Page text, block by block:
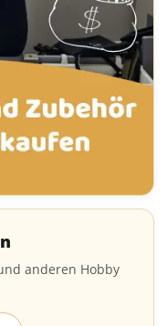
anderen Hobby